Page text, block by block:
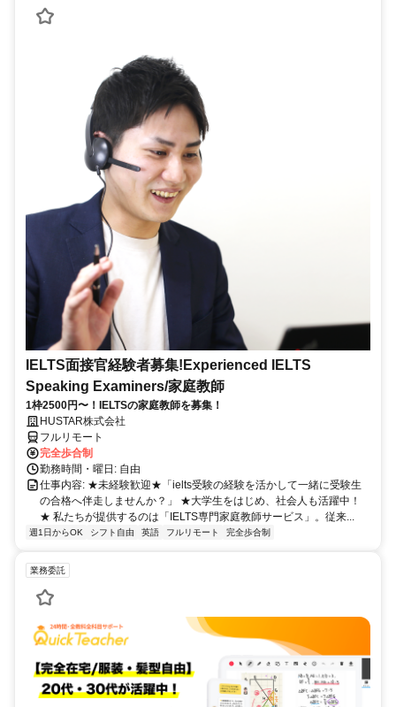
IELTS面接官経験者募集!Experienced IELTS
Speaking Examiners/家庭教師
1枠2500円〜！IELTSの家庭教師を募集！
HUSTAR株式会社
フルリモート
完全歩合制
勤務時間・曜日: 自由
仕事内容: ★未経験歓迎★「ielts受験の経験を活かして一緒に受験生
の合格へ伴走しませんか？」 ★大学生をはじめ、社会人も活躍中！
★ 私たちが提供するのは「IELTS専門家庭教師サービス」。従来...
週1日からOK シフト自由 英語 フルリモート 完全歩合制
業務委託